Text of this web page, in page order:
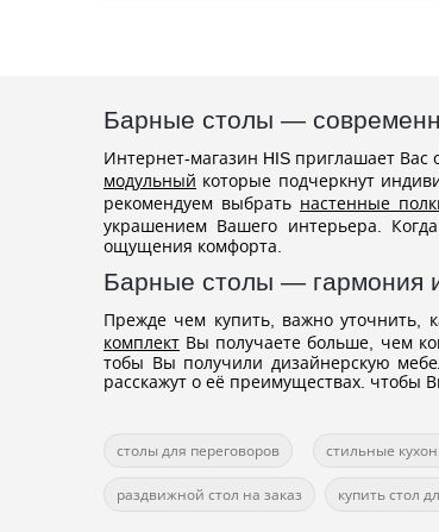
Барные столы —
Интернет-магазин HIS приглашает
модульный которые подчеркнут
рекомендуем выбрать настенные
украшением Вашего интерьера.
ощущения комфорта.
Барные столы — гармония
Прежде чем купить, важно уточнить,
комплект Вы получаете больше, чем
тобы Вы получили дизайнерскую
расскажут о её преимуществах. чтобы
столы для переговоров стильные
раздвижной стол на заказ купить стол